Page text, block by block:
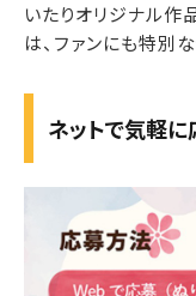
いたりオリジナル作
は、ファンにも特別
ネットで気軽